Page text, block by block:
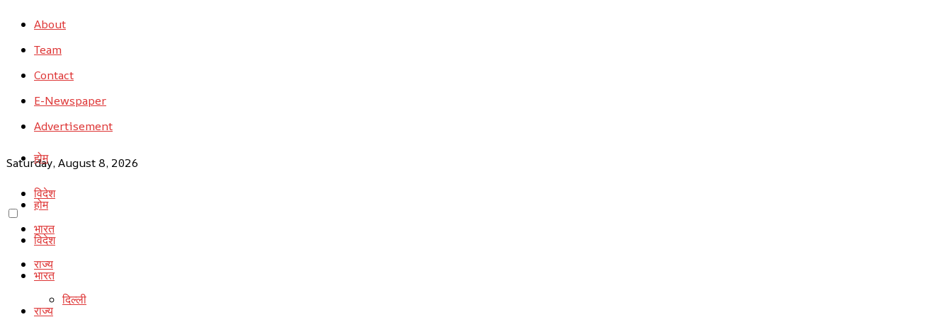
About
Team
Contact
E-Newspaper
Advertisement
Saturday, August 8, 2026
होम
विदेश
भारत
राज्य
दिल्ली
होम
विदेश
भारत
राज्य